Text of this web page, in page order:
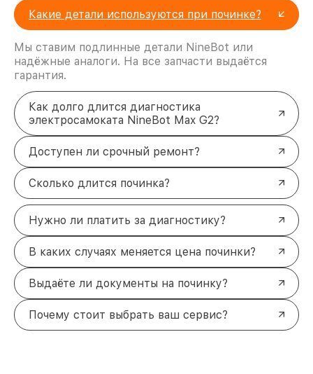
Какие детали используются при починке?
Мы ставим подлинные детали NineBot или
надёжные аналоги. На все запчасти выдаётся
гарантия.
Как долго длится диагностика
электросамоката NineBot Max G2?
Доступен ли срочный ремонт?
Сколько длится починка?
Нужно ли платить за диагностику?
В каких случаях меняется цена починки?
Выдаёте ли документы на починку?
Почему стоит выбрать ваш сервис?